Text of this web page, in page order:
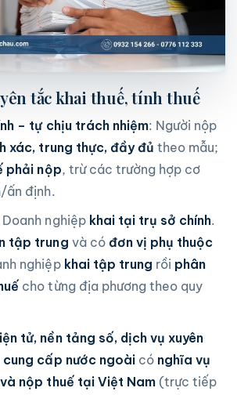
tắc khai thuế, tính thuế
– tự chịu trách nhiệm: Người nộp
xác, trung thực, đầy đủ theo mẫu;
phải nộp, trừ các trường hợp cơ
ấn định.
Doanh nghiệp khai tại trụ sở chính.
tập trung và có đơn vị phụ thuộc
nghiệp khai tập trung rồi phân
cho từng địa phương theo quy
tử, nền tảng số, dịch vụ xuyên
cung cấp nước ngoàicó nghĩa vụ
nộp thuế tại Việt Nam (trực tiếp